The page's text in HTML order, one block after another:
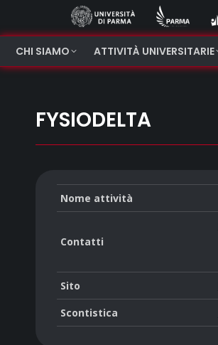
CHI SIAMO ATTIVITÀ UNIVERSITARIE
FYSIODELTA
Nome attività
Contatti
Sito
Scontistica